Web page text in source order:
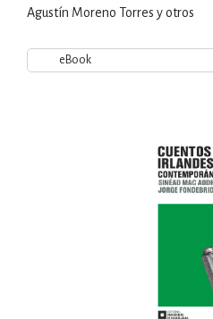
Agustín Moreno Torres y otros
eBook